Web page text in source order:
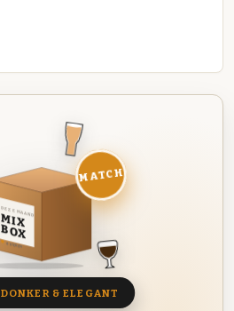
DEZE MAAND
MIX
BOX
8 BIEREN
MATCH
DONKER & ELEGANT